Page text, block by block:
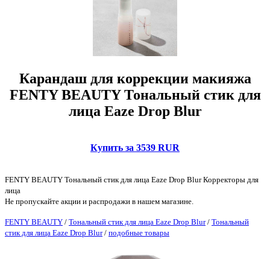
Карандаш для коррекции макияжа
FENTY BEAUTY Тональный стик для
лица Eaze Drop Blur
Купить за 3539 RUR
FENTY BEAUTY Тональный стик для лица Eaze Drop Blur Корректоры для
лица
Не пропускайте акции и распродажи в нашем магазине.
FENTY BEAUTY / Тональный стик для лица Eaze Drop Blur/ Тональный
стик для лица Eaze Drop Blur/ подобные товары